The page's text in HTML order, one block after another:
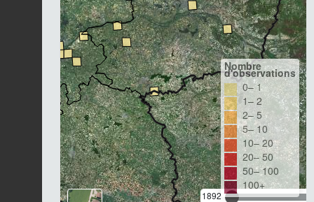
1892
Nombre
d'observations
0– 1
1– 2
2– 5
5– 10
10– 20
20– 50
50– 100
100+